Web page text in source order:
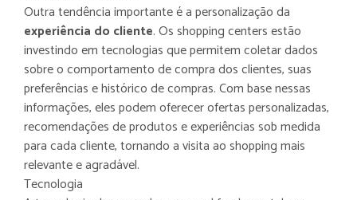
Outra tendência importante é a personalização da
experiência do cliente. Os shopping centers estão
investindo em tecnologias que permitem coletar dados
sobre o comportamento de compra dos clientes, suas
preferências e histórico de compras. Com base nessas
informações, eles podem oferecer ofertas personalizadas,
recomendações de produtos e experiências sob medida
para cada cliente, tornando a visita ao shopping mais
relevante e agradável.
Tecnologia